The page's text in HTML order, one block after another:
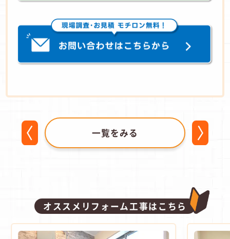
一覧をみる
オススメリフォーム工事はこちら